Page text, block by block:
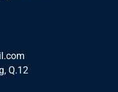
Q.12